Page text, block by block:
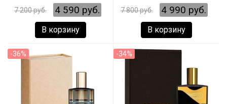
7 200 руб. 4 590 руб.
В корзину
7 800 руб. 4 990 руб.
В корзину
-36% -34%